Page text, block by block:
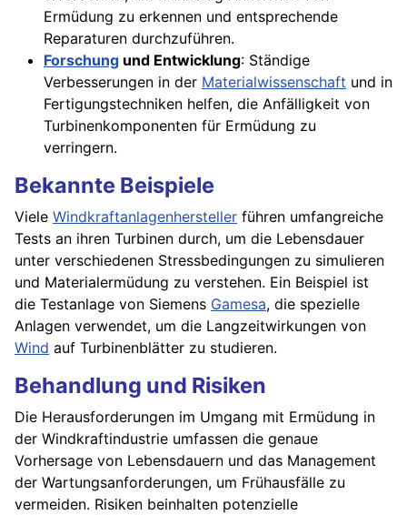
Ermüdung zu erkennen und entsprechende
Reparaturen durchzuführen.
Forschung und Entwicklung: Ständige
Verbesserungen in der Materialwissenschaft und in
Fertigungstechniken helfen, die Anfälligkeit von
Turbinenkomponenten für Ermüdung zu
verringern.
Bekannte Beispiele
Viele Windkraftanlagenhersteller führen umfangreiche
Tests an ihren Turbinen durch, um die Lebensdauer
unter verschiedenen Stressbedingungen zu simulieren
und Materialermüdung zu verstehen. Ein Beispiel ist
die Testanlage von Siemens Gamesa, die spezielle
Anlagen verwendet, um die Langzeitwirkungen von
Wind auf Turbinenblätter zu studieren.
Behandlung und Risiken
Die Herausforderungen im Umgang mit Ermüdung in
der Windkraftindustrie umfassen die genaue
Vorhersage von Lebensdauern und das Management
der Wartungsanforderungen, um Frühausfälle zu
vermeiden. Risiken beinhalten potenzielle